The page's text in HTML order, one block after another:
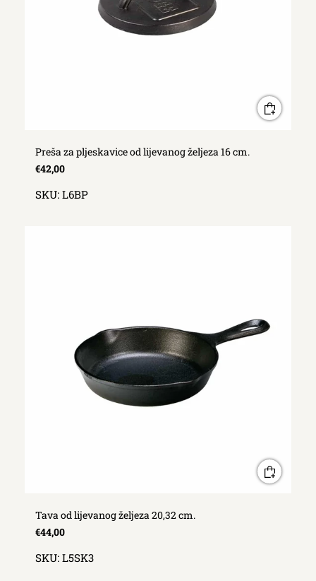
Preša za pljeskavice od lijevanog željeza 16 cm.
€42,00
SKU: L6BP
Tava od lijevanog željeza 20,32 cm.
€44,00
SKU: L5SK3